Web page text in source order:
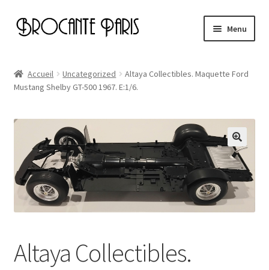
Aller
navigation
Aller
au
Menu
Cart
Checkout
My account
Page d’exemple
Accueil Uncategorized
Altaya Collectibles. Maquette Ford
Mustang Shelby GT-500 1967. E:1/6.
Altaya Collectibles.